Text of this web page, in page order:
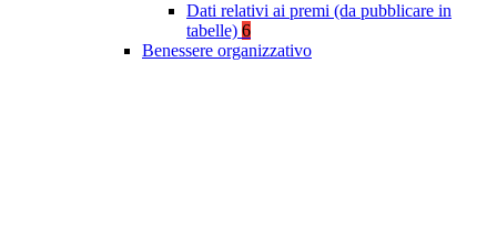
Dati relativi ai premi (da pubblicare in
tabelle) 6
Benessere organizzativo